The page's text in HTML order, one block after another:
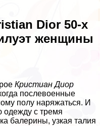
Dior 50-х
женщины
Кристиан Диор
послевоенные
полу наряжаться. И
одежду с тремя
балерины, узкая талия